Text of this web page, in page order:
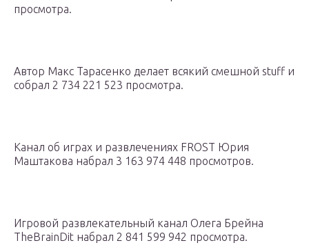
просмотра.
Автор Макс Тарасенко делает всякий смешной stuff и
собрал 2 734 221 523 просмотра.
Канал об играх и развлечениях FROST Юрия
Маштакова набрал 3 163 974 448 просмотров.
Игровой развлекательный канал Олега Брейна
TheBrainDit набрал 2 841 599 942 просмотра.